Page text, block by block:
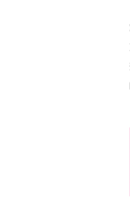
se encuentra
además, busca
la galerista rusa
una galería